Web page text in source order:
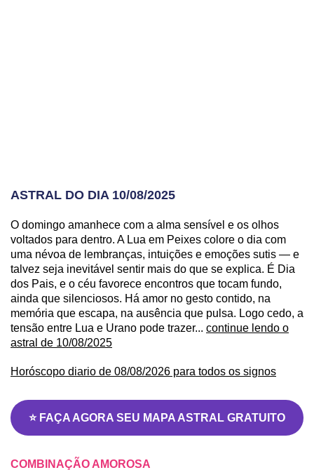
ASTRAL DO DIA 10/08/2025
O domingo amanhece com a alma sensível e os olhos
voltados para dentro. A Lua em Peixes colore o dia com
uma névoa de lembranças, intuições e emoções sutis — e
talvez seja inevitável sentir mais do que se explica. É Dia
dos Pais, e o céu favorece encontros que tocam fundo,
ainda que silenciosos. Há amor no gesto contido, na
memória que escapa, na ausência que pulsa. Logo cedo, a
tensão entre Lua e Urano pode trazer... continue lendo o
astral de 10/08/2025
Horóscopo diario de 08/08/2026 para todos os signos
⭐ FAÇA AGORA SEU MAPA ASTRAL GRATUITO
COMBINAÇÃO AMOROSA